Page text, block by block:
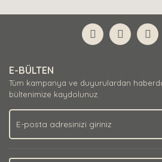
E-BÜLTEN
Tüm kampanya ve duyurulardan
bültenimize kaydolunuz.